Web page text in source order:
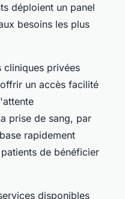
déploient un panel
besoins les plus
cliniques privées
un accès facilité
prise de sang, par
rapidement
de bénéficier
disponibles